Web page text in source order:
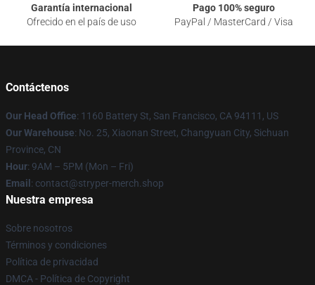
Garantía internacional
Ofrecido en el país de uso
Pago 100% seguro
PayPal / MasterCard / Visa
Contáctenos
Our Head Office: 1160 Battery St, San Francisco, CA 94111, US
Our Warehouse: No. 25, Xiaonan Street, Changyuan City, Sichuan
Province, CN
Hour: 9AM – 5PM (Mon – Fri)
Email : contact@stryper-merch.shop
Nuestra empresa
Sobre nosotros
Términos y condiciones
Política de privacidad
DMCA - Política de Copyright